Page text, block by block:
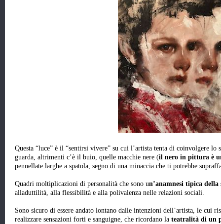
Questa “luce” è il “sentirsi vivere” su cui l’artista tenta di coinvolgere
guarda, altrimenti c’è il buio, quelle macchie nere (il nero in pittura è
pennellate larghe a spatola, segno di una minaccia che ti potrebbe
Quadri moltiplicazioni di personalità che sono un’anamnesi tipica della
alladuttilità, alla flessibilità e alla polivalenza nelle relazioni sociali.
Sono sicuro di essere andato lontano dalle intenzioni dell’artista, le cui
realizzare sensazioni forti e sanguigne, che ricordano la teatralità di un